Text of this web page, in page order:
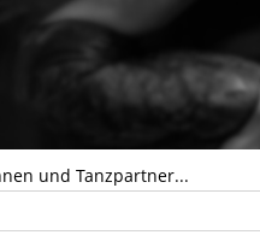
und Tanzpartner...